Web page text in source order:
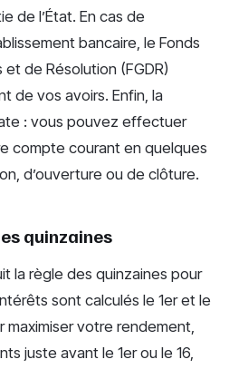
de l’État. En cas de
bancaire, le Fonds
de Résolution (FGDR)
de vos avoirs. Enfin, la
: vous pouvez effectuer
compte courant en quelques
d’ouverture ou de clôture.
quinzaines
la règle des quinzaines pour
sont calculés le 1er et le
maximiser votre rendement,
juste avant le 1er ou le 16,